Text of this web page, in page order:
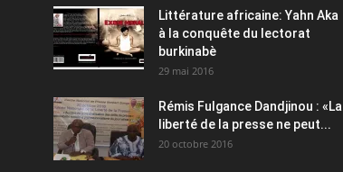
Littérature africaine: Yahn Aka
à la conquête du lectorat
burkinabè
29 mai 2016
Rémis Fulgance Dandjinou : «La
liberté de la presse ne peut...
20 octobre 2016